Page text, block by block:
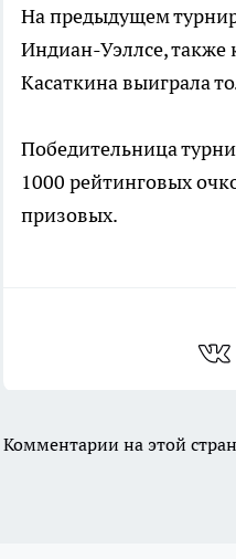
На предыдущем
Индиан-Уэллсе, также
Касаткина выиграла
Победительница
1000 рейтинговых
призовых.
Комментарии на этой